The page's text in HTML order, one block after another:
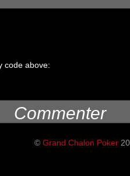
code above:
© Grand Chalon Poker